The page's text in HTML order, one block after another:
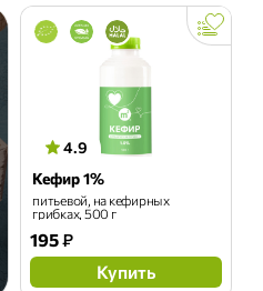
4.9
Кефир 1%
питьевой, на кефирных
грибках, 500 г
195₽
Купить